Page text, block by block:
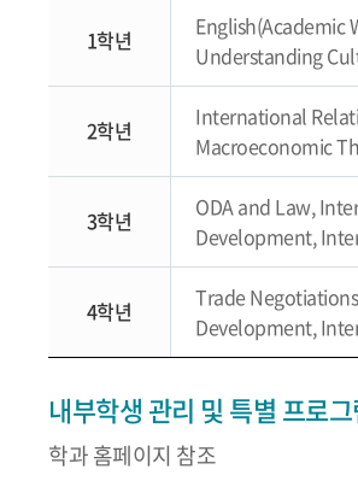
1학년
English(Academic
Understanding
2학년
International
Macroeconomic
3학년
ODA and Law,
Development,
4학년
Trade
Development,
내부학생 관리 및 특별 프로
학과 홈페이지 참조